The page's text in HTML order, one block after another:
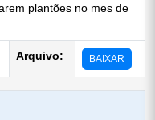
plantões no mes de
Arquivo: BAIXAR